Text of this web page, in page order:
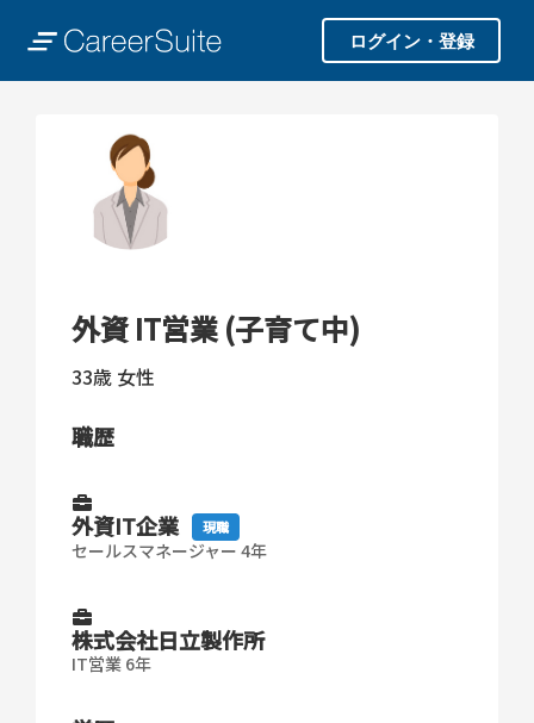
ログイン・登録
外資 IT営業 (子育て中)
33歳 女性
職歴
外資IT企業 現職
セールスマネージャー 4年
株式会社日立製作所
IT営業 6年